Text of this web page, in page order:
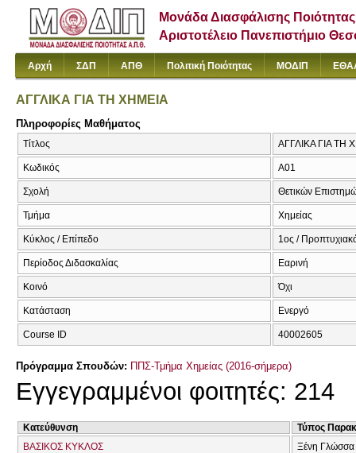
Μονάδα Διασφάλισης Ποιότητας
Αριστοτέλειο Πανεπιστήμιο
Αρχή ΣΔΠ ΑΠΘ Πολιτική Ποιότητας ΜΟΔΙΠ
ΑΓΓΛΙΚΑ ΓΙΑ ΤΗ ΧΗΜΕΙΑ
Πληροφορίες Μαθήματος
Τίτλος ΑΓΓΛΙΚΑ ΓΙΑ ΤΗ
Κωδικός Α01
Σχολή Θετικών
Τμήμα Χημείας
Κύκλος / Επίπεδο 1ος /
Περίοδος Διδασκαλίας Εαρινή
Κοινό Όχι
Κατάσταση Ενεργό
Course ID 40002605
Πρόγραμμα Σπουδών: ΠΠΣ-Τμήμα Χημείας (2016-σήμερα)
Εγγεγραμμένοι φοιτητές: 214
Κατεύθυνση
Τύπος
ΒΑΣΙΚΟΣ ΚΥΚΛΟΣ
Ξένη Γλώσσα